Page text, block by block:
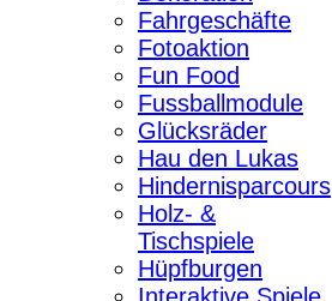
Fahrgeschäfte
Fotoaktion
Fun Food
Fussballmodule
Glücksräder
Hau den Lukas
Hindernisparcours
Holz- &
Tischspiele
Hüpfburgen